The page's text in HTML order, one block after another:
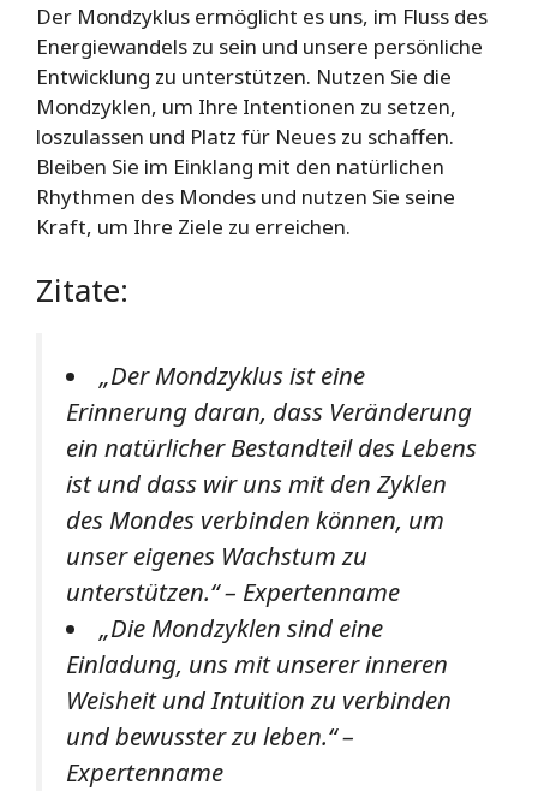
Der Mondzyklus ermöglicht es uns, im Fluss des
Energiewandels zu sein und unsere persönliche
Entwicklung zu unterstützen. Nutzen Sie die
Mondzyklen, um Ihre Intentionen zu setzen,
loszulassen und Platz für Neues zu schaffen.
Bleiben Sie im Einklang mit den natürlichen
Rhythmen des Mondes und nutzen Sie seine
Kraft, um Ihre Ziele zu erreichen.
Zitate:
„Der Mondzyklus ist eine
Erinnerung daran, dass Veränderung
ein natürlicher Bestandteil des Lebens
ist und dass wir uns mit den Zyklen
des Mondes verbinden können, um
unser eigenes Wachstum zu
unterstützen.“ – Expertenname
„Die Mondzyklen sind eine
Einladung, uns mit unserer inneren
Weisheit und Intuition zu verbinden
und bewusster zu leben.“ –
Expertenname